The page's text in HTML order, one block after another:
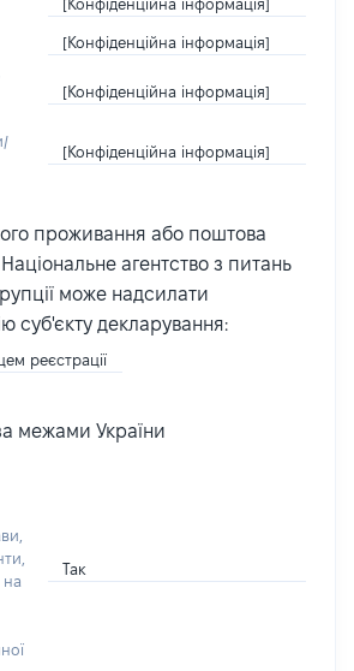
[Конфіденційна інформація]
[Конфіденційна інформація]
[Конфіденційна інформація]
[Конфіденційна інформація]
проживання або поштова
агентство з питань
може надсилати
суб'єкту декларування:
реєстрації
межами України
на
Так